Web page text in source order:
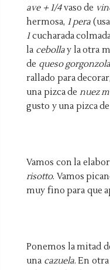
ave + 1/4vaso de
hermosa, 1 pera
1cucharada
la cebollay la otra
de queso
rallado para decorar,
una pizca de nuez
gusto y una pizca de
Vamos con la
risotto. Vamos
muy fino para que
Ponemos la mitad
una cazuela. En otra